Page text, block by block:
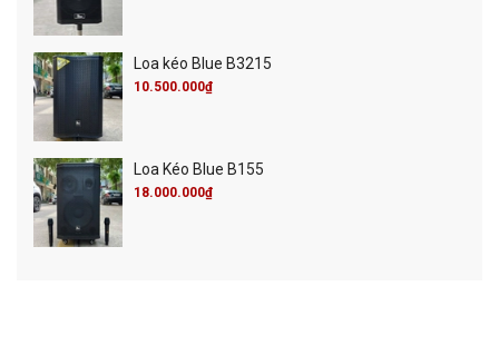
Loa kéo Blue B3215
10.500.000₫
Loa Kéo Blue B155
18.000.000₫